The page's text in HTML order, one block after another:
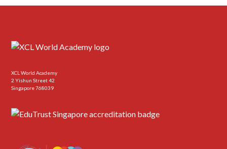
XCL World Academy
2 Yishun Street 42
Singapore 768039